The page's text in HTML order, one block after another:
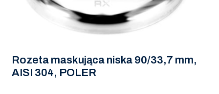
Rozeta maskująca niska 90/33,7 mm,
AISI 304, POLER